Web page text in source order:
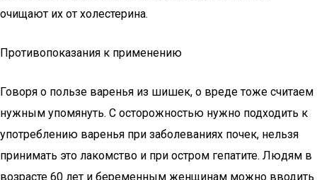
очищают их от холестерина.
Противопоказания к применению
Говоря о пользе варенья из шишек, о вреде тоже считаем
нужным упомянуть. С осторожностью нужно подходить к
употреблению варенья при заболеваниях почек, нельзя
принимать это лакомство и при остром гепатите. Людям в
возрасте 60 лет и беременным женщинам можно вводить